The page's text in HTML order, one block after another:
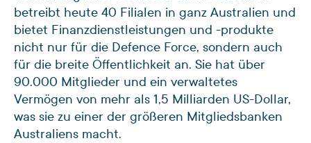
betreibt heute 40 Filialen in ganz Australien und
bietet Finanzdienstleistungen und -produkte
nicht nur für die Defence Force, sondern auch
für die breite Öffentlichkeit an. Sie hat über
90.000 Mitglieder und ein verwaltetes
Vermögen von mehr als 1,5 Milliarden US-Dollar,
was sie zu einer der größeren Mitgliedsbanken
Australiens macht.